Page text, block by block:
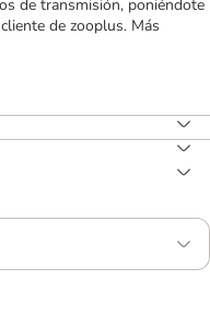
de transmisión, poniéndote
de zooplus. Más